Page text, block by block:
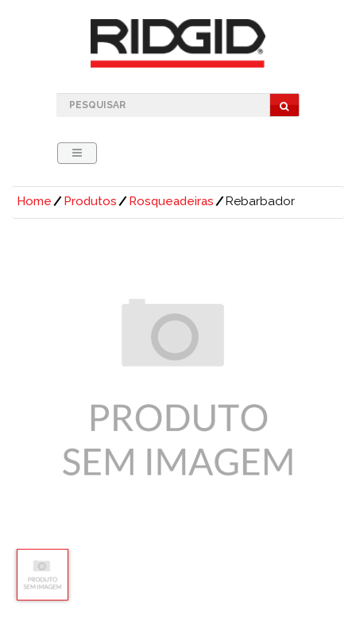
Home Produtos Rosqueadeiras Rebarbador